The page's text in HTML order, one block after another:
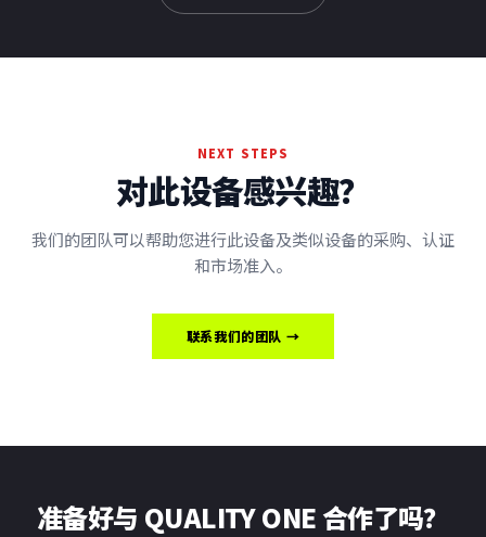
NEXT STEPS
对此设备感兴趣？
我们的团队可以帮助您进行此设备及类似设备的采购、认证
和市场准入。
联系我们的团队 →
准备好与 QUALITY ONE 合作了吗？